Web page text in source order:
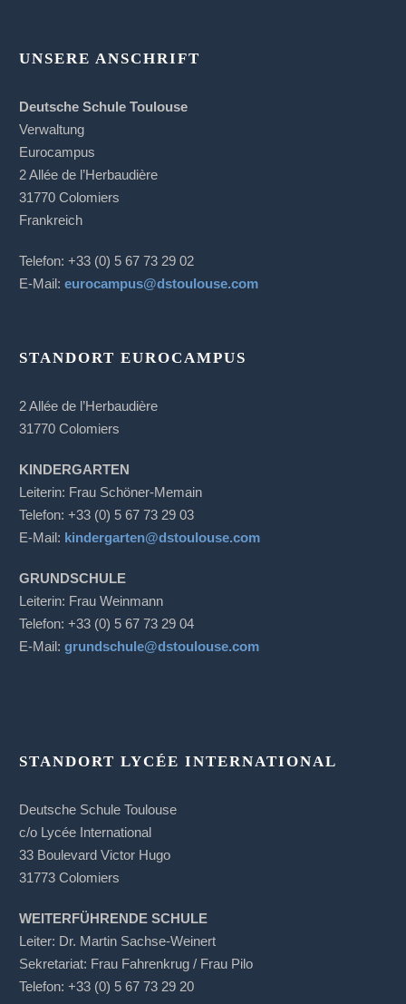
UNSERE ANSCHRIFT
Deutsche Schule Toulouse
Verwaltung
Eurocampus
2 Allée de l’Herbaudière
31770 Colomiers
Frankreich
Telefon: +33 (0) 5 67 73 29 02
E-Mail:eurocampus@dstoulouse.com
STANDORT EUROCAMPUS
2 Allée de l’Herbaudière
31770 Colomiers
KINDERGARTEN
Leiterin: Frau Schöner-Memain
Telefon: +33 (0) 5 67 73 29 03
E-Mail: kindergarten@dstoulouse.com
GRUNDSCHULE
Leiterin: Frau Weinmann
Telefon: +33 (0) 5 67 73 29 04
E-Mail:grundschule@dstoulouse.com
STANDORT LYCÉE INTERNATIONAL
Deutsche Schule Toulouse
c/o Lycée International
33 Boulevard Victor Hugo
31773 Colomiers
WEITERFÜHRENDE SCHULE
Leiter: Dr. Martin Sachse-Weinert
Sekretariat: Frau Fahrenkrug / Frau Pilo
Telefon: +33 (0) 5 67 73 29 20